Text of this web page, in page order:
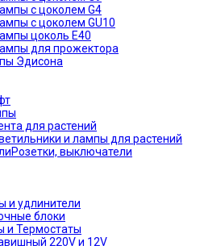
с цоколем G4
с цоколем GU10
цоколь Е40
для прожектора
Эдисона
для растений
и лампы для растений
Розетки, выключатели
и удлинители
блоки
и Термостаты
220V и 12V